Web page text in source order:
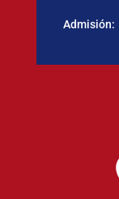
Admisión: